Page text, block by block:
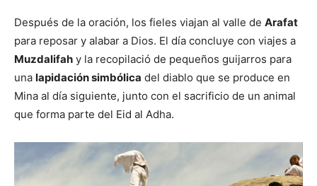
Después de la oración, los fieles viajan al valle de Arafat
para reposar y alabar a Dios. El día concluye con viajes a
Muzdalifah y la recopilació de pequeños guijarros para
una lapidación simbólica del diablo que se produce en
Mina al día siguiente, junto con el sacrificio de un animal
que forma parte del Eid al Adha.